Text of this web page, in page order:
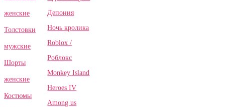
женские
Толстовки
мужские
Шорты
женские
Костюмы
Депония
Ночь кролика
Roblox /
Роблокс
Monkey Island
Heroes IV
Among us